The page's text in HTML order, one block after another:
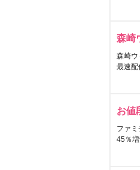
森崎
森崎ウ
最速配
お値
ファ
45％